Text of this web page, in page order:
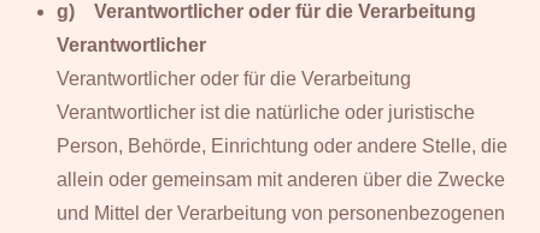
g) Verantwortlicher oder für die Verarbeitung
Verantwortlicher
Verantwortlicher oder für die Verarbeitung
Verantwortlicher ist die natürliche oder juristische
Person, Behörde, Einrichtung oder andere Stelle, die
allein oder gemeinsam mit anderen über die Zwecke
und Mittel der Verarbeitung von personenbezogenen